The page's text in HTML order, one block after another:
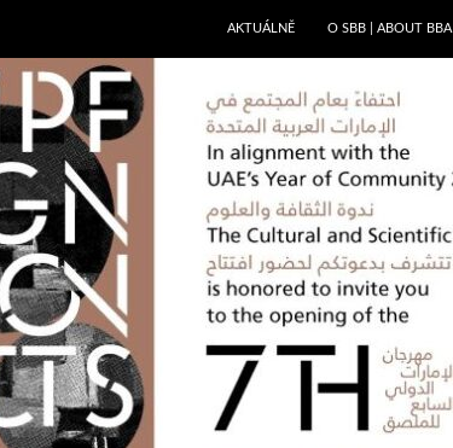
AKTUÁLNĚ
O SBB | ABOUT BBA